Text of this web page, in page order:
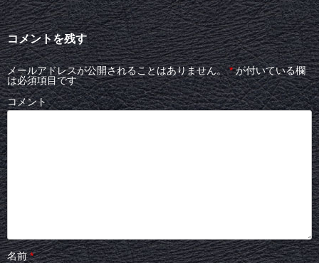
コメントを残す
メールアドレスが公開されることはありません。 *が付いている欄
は必須項目です
コメント
名前*